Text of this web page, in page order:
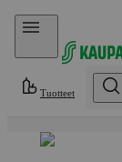
Hyppää sisältöön
Tuotteet